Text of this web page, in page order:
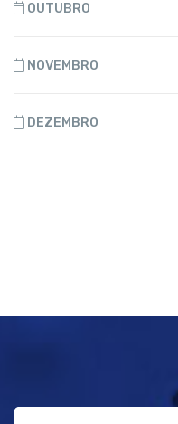
OUTUBRO
NOVEMBRO
DEZEMBRO